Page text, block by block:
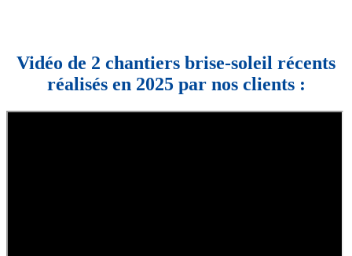
Vidéo de 2 chantiers brise-soleil récents
réalisés en 2025 par nos clients :